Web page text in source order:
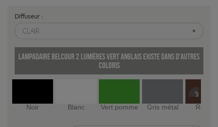
Diffuseur :
CLAIR
Lampadaire Belcour 2 lumières Vert anglais existe dans d'autres
coloris
Noir Blanc Vert pomme Gris métal Rouille